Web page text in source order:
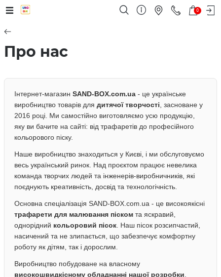
0
Про нас
Інтернет-магазин SAND-BOX.com.ua - це українське
виробництво товарів для дитячої творчості , засноване у
2016 році. Ми самостійно виготовляємо усю продукцію,
яку ви бачите на сайті: від трафаретів до професійного
кольорового піску.
Наше виробництво знаходиться у Києві, і ми обслуговуємо
весь український ринок. Над проєктом працює невелика
команда творчих людей та інженерів-виробничників, які
поєднують креативність, досвід та технологічність.
Основна спеціалізація SAND-BOX.com.ua - це високоякісні
трафарети для малювання піском та яскравий,
однорідний кольоровий пісок . Наш пісок розсипчастий,
насичений та не злипається, що забезпечує комфортну
роботу як дітям, так і дорослим.
Виробництво побудоване на власному
високошвидкісному обладнанні нашої розробки